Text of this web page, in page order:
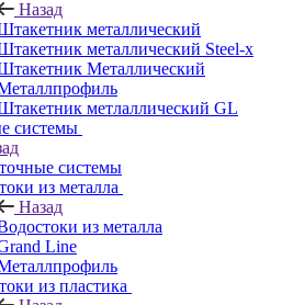
Назад
металлический
металлический Steel-x
Металлический
метлаллический GL
системы
системы
из металла
Назад
из металла
Line
из пластика